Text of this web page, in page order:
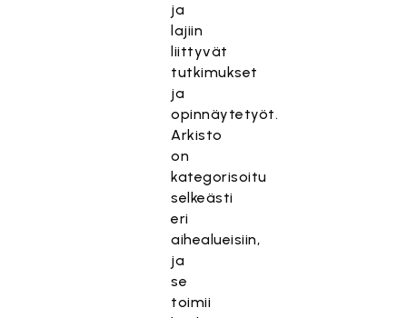
ja
lajiin
liittyvät
tutkimukset
ja
opinnäytetyöt.
Arkisto
on
kategorisoitu
selkeästi
eri
aihealueisiin,
ja
se
toimii